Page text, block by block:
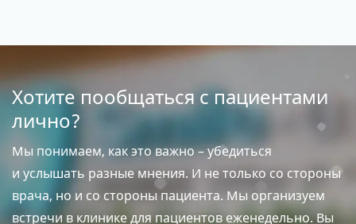
Хотите пообщаться с пациентами
лично?
Мы понимаем, как это важно – убедиться
и услышать разные мнения. И не только со стороны
врача, но и со стороны пациента. Мы организуем
встречи в клинике для пациентов еженедельно. Вы